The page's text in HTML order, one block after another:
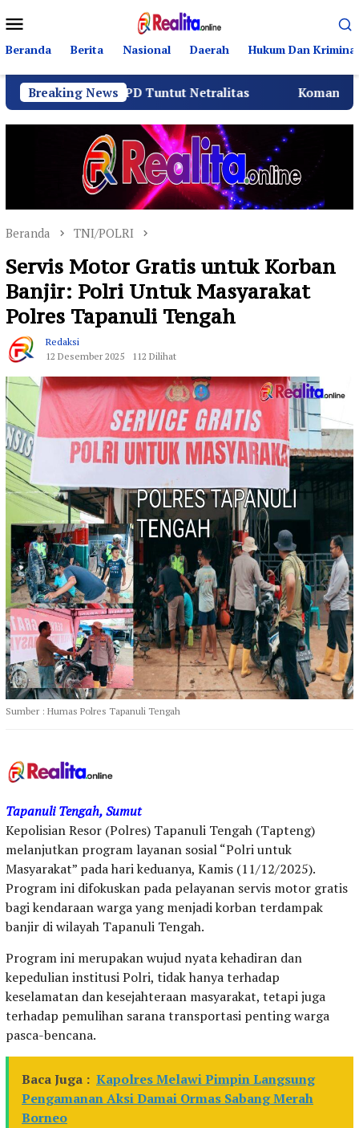
ke
kontenMobile
Beranda Berita Nasional Daerah Hukum Dan Kriminal
Breaking News
BPD Tuntut Netralitas Komando Angkatan Laut
Beranda TNI/POLRI
Servis Motor Gratis untuk Korban
Banjir: Polri Untuk Masyarakat
Polres Tapanuli Tengah
Redaksi
12 Desember 2025
112 Dilihat
Sumber : Humas Polres Tapanuli Tengah
Tapanuli Tengah, Sumut
Kepolisian Resor (Polres) Tapanuli Tengah (Tapteng)
melanjutkan program layanan sosial “Polri untuk
Masyarakat” pada hari keduanya, Kamis (11/12/2025).
Program ini difokuskan pada pelayanan servis motor gratis
bagi kendaraan warga yang menjadi korban terdampak
banjir di wilayah Tapanuli Tengah.
Program ini merupakan wujud nyata kehadiran dan
kepedulian institusi Polri, tidak hanya terhadap
keselamatan dan kesejahteraan masyarakat, tetapi juga
terhadap pemulihan sarana transportasi penting warga
pasca-bencana.
Baca Juga : Kapolres Melawi Pimpin Langsung
Pengamanan Aksi Damai Ormas Sabang Merah
Borneo